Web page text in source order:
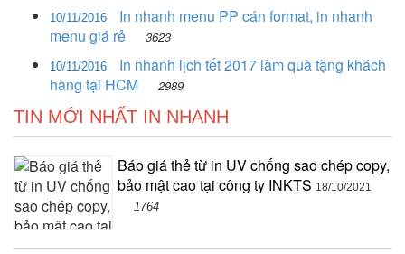
10/11/2016
In nhanh menu PP cán format, in nhanh
menu giá rẻ
3623
10/11/2016
In nhanh lịch tết 2017 làm quà tặng khách
hàng tại HCM
2989
TIN MỚI NHẤT IN NHANH
Báo giá thẻ từ in UV chống sao chép copy,
bảo mật cao tại công ty INKTS 18/10/2021
1764